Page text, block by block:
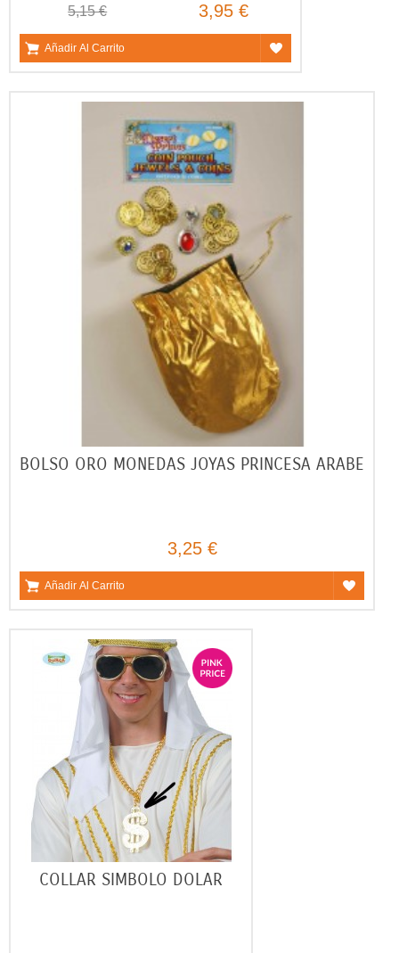
5,15 € 3,95 €
Añadir Al Carrito
BOLSO ORO MONEDAS JOYAS PRINCESA ARABE
3,25 €
Añadir Al Carrito
COLLAR SIMBOLO DOLAR